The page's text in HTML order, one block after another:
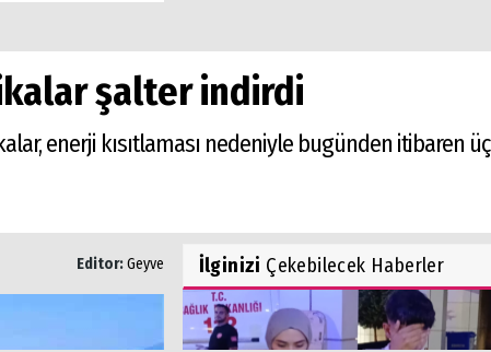
şalter indirdi
enerji kısıtlaması nedeniyle bugünden itibaren üç
Editor:Geyve İlginizi Çekebilecek Haberler